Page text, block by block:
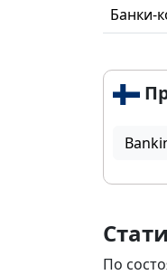
Банки-
По